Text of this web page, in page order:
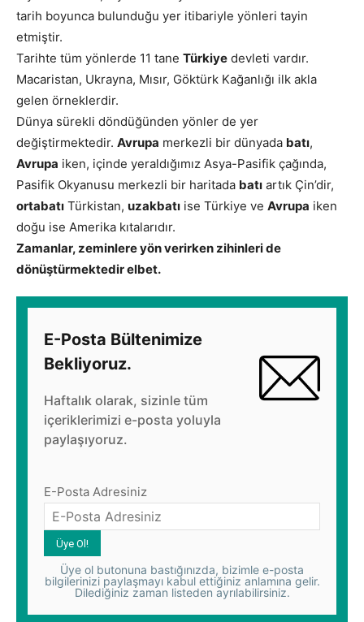
tarih boyunca bulunduğu yer itibariyle yönleri tayin
etmiştir.
Tarihte tüm yönlerde 11 tane Türkiye devleti vardır.
Macaristan, Ukrayna, Mısır, Göktürk Kağanlığı ilk akla
gelen örneklerdir.
Dünya sürekli döndüğünden yönler de yer
değiştirmektedir. Avrupa merkezli bir dünyada batı,
Avrupa iken, içinde yeraldığımız Asya-Pasifik çağında,
Pasifik Okyanusu merkezli bir haritada batı artık Çin’dir,
ortabatı Türkistan, uzakbatı ise Türkiye ve Avrupa iken
doğu ise Amerika kıtalarıdır.
Zamanlar, zeminlere yön verirken zihinleri de
dönüştürmektedir elbet.
E-Posta Bültenimize
Bekliyoruz.
Haftalık olarak, sizinle tüm
içeriklerimizi e-posta yoluyla
paylaşıyoruz.
E-Posta Adresiniz
Üye ol butonuna bastığınızda, bizimle e-posta
bilgilerinizi paylaşmayı kabul ettiğiniz anlamına gelir.
Dilediğiniz zaman listeden ayrılabilirsiniz.